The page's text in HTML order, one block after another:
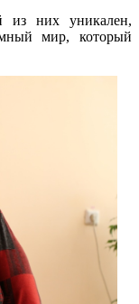
из них уникален,
мир, который